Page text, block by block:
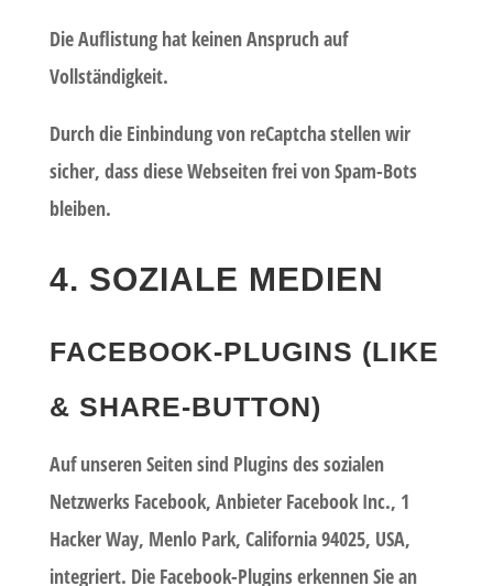
Die Auflistung hat keinen Anspruch auf
Vollständigkeit.
Durch die Einbindung von reCaptcha stellen wir
sicher, dass diese Webseiten frei von Spam-Bots
bleiben.
4. SOZIALE MEDIEN
FACEBOOK-PLUGINS (LIKE
& SHARE-BUTTON)
Auf unseren Seiten sind Plugins des sozialen
Netzwerks Facebook, Anbieter Facebook Inc., 1
Hacker Way, Menlo Park, California 94025, USA,
integriert. Die Facebook-Plugins erkennen Sie an